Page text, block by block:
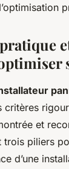
critères
et
trois piliers
d’une